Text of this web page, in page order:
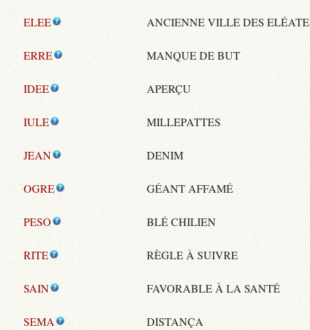
ELEE ANCIENNE VILLE DES
ERRE MANQUE DE BUT
IDEE APERÇU
IULE MILLEPATTES
JEAN DENIM
OGRE GÉANT AFFAMÉ
PESO BLÉ CHILIEN
RITE RÈGLE À SUIVRE
SAIN FAVORABLE À LA SANTÉ
SEMA DISTANÇA